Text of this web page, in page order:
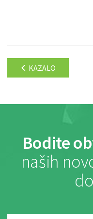
KAZALO
Bodite
naših